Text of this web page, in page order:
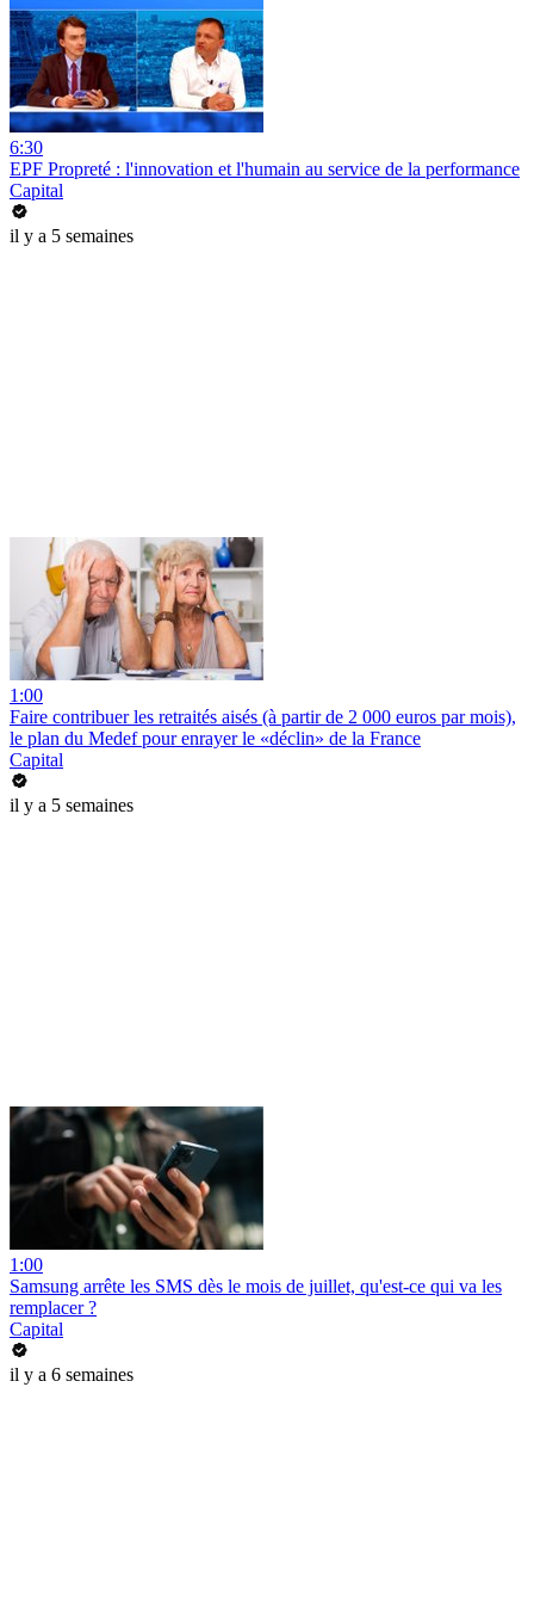
6:30
EPF Propreté : l'innovation et l'humain au service de la performance
Capital
il y a 5 semaines
1:00
Faire contribuer les retraités aisés (à partir de 2 000 euros par mois),
le plan du Medef pour enrayer le «déclin» de la France
Capital
il y a 5 semaines
1:00
Samsung arrête les SMS dès le mois de juillet, qu'est-ce qui va les
remplacer ?
Capital
il y a 6 semaines